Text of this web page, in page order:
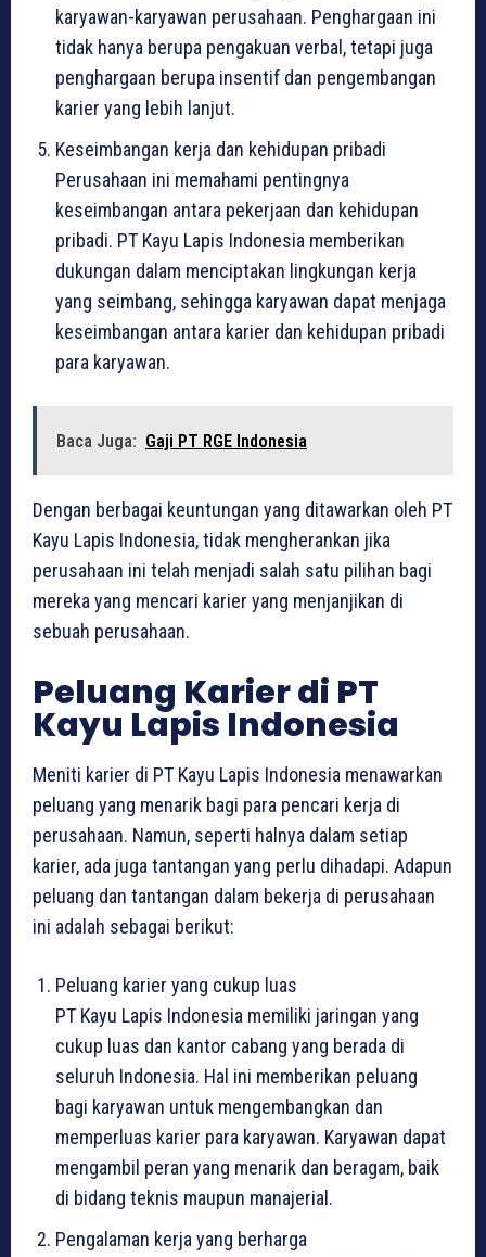
karyawan-karyawan perusahaan. Penghargaan ini
tidak hanya berupa pengakuan verbal, tetapi juga
penghargaan berupa insentif dan pengembangan
karier yang lebih lanjut.
Keseimbangan kerja dan kehidupan pribadi
Perusahaan ini memahami pentingnya
keseimbangan antara pekerjaan dan kehidupan
pribadi. PT Kayu Lapis Indonesia memberikan
dukungan dalam menciptakan lingkungan kerja
yang seimbang, sehingga karyawan dapat menjaga
keseimbangan antara karier dan kehidupan pribadi
para karyawan.
Baca Juga: Gaji PT RGE Indonesia
Dengan berbagai keuntungan yang ditawarkan oleh PT
Kayu Lapis Indonesia, tidak mengherankan jika
perusahaan ini telah menjadi salah satu pilihan bagi
mereka yang mencari karier yang menjanjikan di
sebuah perusahaan.
Peluang Karier di PT
Kayu Lapis Indonesia
Meniti karier di PT Kayu Lapis Indonesia menawarkan
peluang yang menarik bagi para pencari kerja di
perusahaan. Namun, seperti halnya dalam setiap
karier, ada juga tantangan yang perlu dihadapi. Adapun
peluang dan tantangan dalam bekerja di perusahaan
ini adalah sebagai berikut:
Peluang karier yang cukup luas
PT Kayu Lapis Indonesia memiliki jaringan yang
cukup luas dan kantor cabang yang berada di
seluruh Indonesia. Hal ini memberikan peluang
bagi karyawan untuk mengembangkan dan
memperluas karier para karyawan. Karyawan dapat
mengambil peran yang menarik dan beragam, baik
di bidang teknis maupun manajerial.
Pengalaman kerja yang berharga